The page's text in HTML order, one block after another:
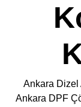
Ankara Dizel
Ankara DPF